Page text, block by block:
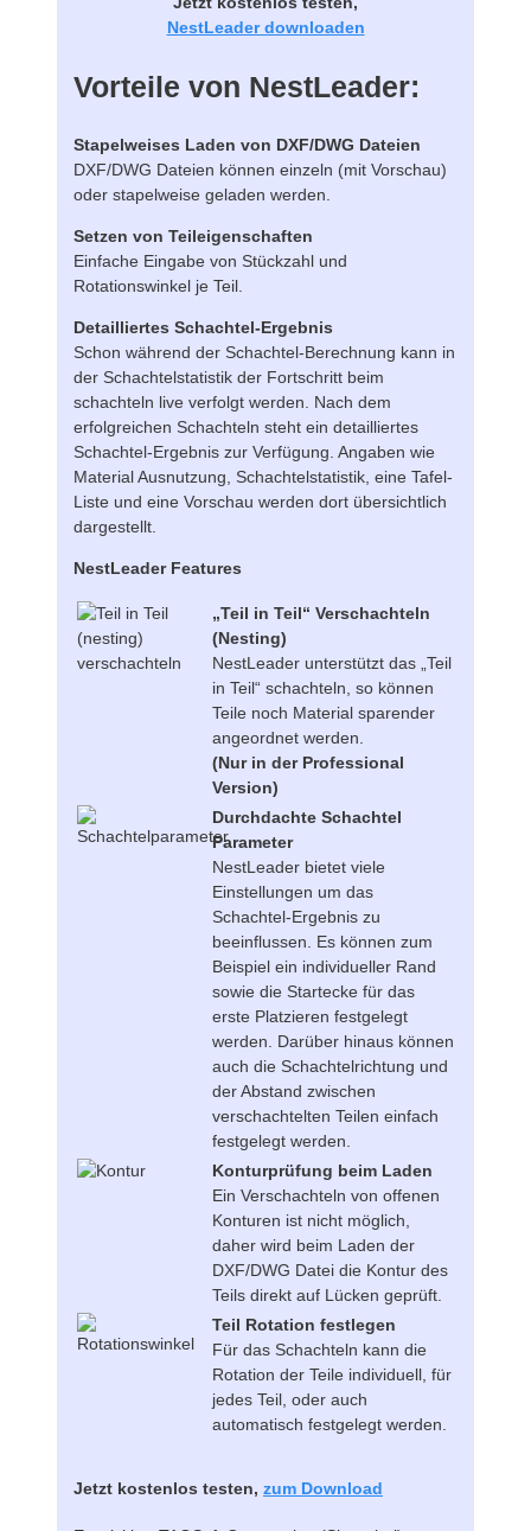
NestLeader downloaden
Vorteile von NestLeader:
Stapelweises Laden von DXF/DWG Dateien
DXF/DWG Dateien können einzeln (mit Vorschau)
oder stapelweise geladen werden.
Setzen von Teileigenschaften
Einfache Eingabe von Stückzahl und
Rotationswinkel je Teil.
Detailliertes Schachtel-Ergebnis
Schon während der Schachtel-Berechnung kann in
der Schachtelstatistik der Fortschritt beim
schachteln live verfolgt werden. Nach dem
erfolgreichen Schachteln steht ein detailliertes
Schachtel-Ergebnis zur Verfügung. Angaben wie
Material Ausnutzung, Schachtelstatistik, eine Tafel-
Liste und eine Vorschau werden dort übersichtlich
dargestellt.
NestLeader Features
„Teil in Teil“ Verschachteln
(Nesting)
NestLeader unterstützt das „Teil
in Teil“ schachteln, so können
Teile noch Material sparender
angeordnet werden.
(Nur in der Professional
Version)
Durchdachte Schachtel
Parameter
NestLeader bietet viele
Einstellungen um das
Schachtel-Ergebnis zu
beeinflussen. Es können zum
Beispiel ein individueller Rand
sowie die Startecke für das
erste Platzieren festgelegt
werden. Darüber hinaus können
auch die Schachtelrichtung und
der Abstand zwischen
verschachtelten Teilen einfach
festgelegt werden.
Konturprüfung beim Laden
Ein Verschachteln von offenen
Konturen ist nicht möglich,
daher wird beim Laden der
DXF/DWG Datei die Kontur des
Teils direkt auf Lücken geprüft.
Teil Rotation festlegen
Für das Schachteln kann die
Rotation der Teile individuell, für
jedes Teil, oder auch
automatisch festgelegt werden.
Jetzt kostenlos testen, zum Download